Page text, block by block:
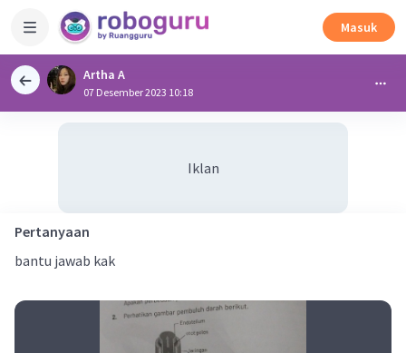
Masuk
Artha A
07 Desember 2023 10:18
Iklan
Pertanyaan
bantu jawab kak